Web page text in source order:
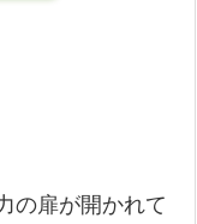
の扉が開かれて